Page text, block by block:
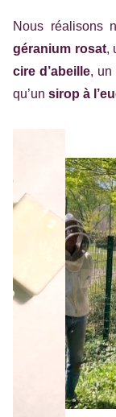
Nous réalisons
géranium rosat,
cire d’abeille, un
qu’un sirop à